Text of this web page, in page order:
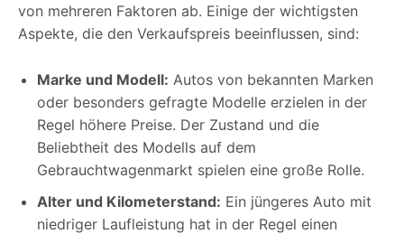
von mehreren Faktoren ab. Einige der wichtigsten
Aspekte, die den Verkaufspreis beeinflussen, sind:
Marke und Modell: Autos von bekannten Marken
oder besonders gefragte Modelle erzielen in der
Regel höhere Preise. Der Zustand und die
Beliebtheit des Modells auf dem
Gebrauchtwagenmarkt spielen eine große Rolle.
Alter und Kilometerstand: Ein jüngeres Auto mit
niedriger Laufleistung hat in der Regel einen